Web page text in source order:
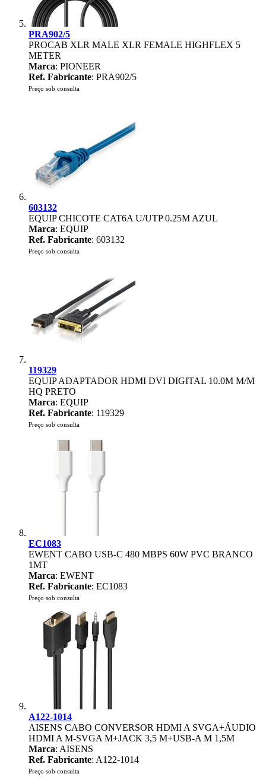
PRA902/5
PROCAB XLR MALE XLR FEMALE HIGHFLEX 5
METER
Marca: PIONEER
Ref. Fabricante: PRA902/5
Preço sob consulta
603132
EQUIP CHICOTE CAT6A U/UTP 0.25M AZUL
Marca: EQUIP
Ref. Fabricante: 603132
Preço sob consulta
119329
EQUIP ADAPTADOR HDMI DVI DIGITAL 10.0M M/M
HQ PRETO
Marca: EQUIP
Ref. Fabricante: 119329
Preço sob consulta
EC1083
EWENT CABO USB-C 480 MBPS 60W PVC BRANCO
1MT
Marca: EWENT
Ref. Fabricante: EC1083
Preço sob consulta
A122-1014
AISENS CABO CONVERSOR HDMI A SVGA+ÁUDIO
HDMI A M-SVGA M+JACK 3,5 M+USB-A M 1,5M
Marca: AISENS
Ref. Fabricante: A122-1014
Preço sob consulta